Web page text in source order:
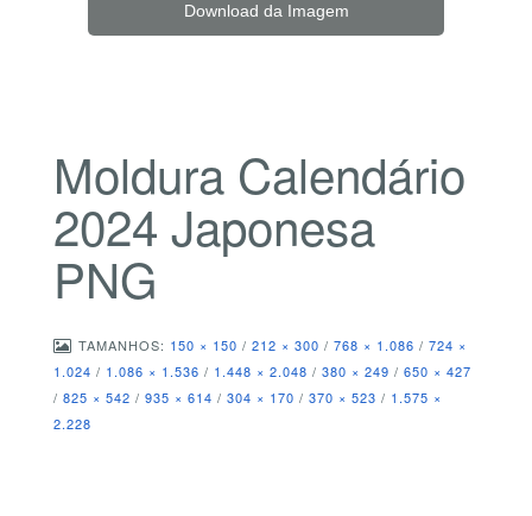
Download da Imagem
Moldura Calendário
2024 Japonesa
PNG
TAMANHOS: 150 × 150 / 212 × 300 / 768 × 1.086 / 724 ×
1.024 / 1.086 × 1.536 / 1.448 × 2.048 / 380 × 249 / 650 × 427
/ 825 × 542 / 935 × 614 / 304 × 170 / 370 × 523 / 1.575 ×
2.228